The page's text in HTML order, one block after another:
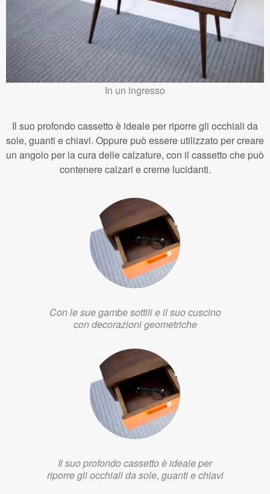
In un ingresso
Il suo profondo cassetto è ideale per riporre gli occhiali da
sole, guanti e chiavi. Oppure può essere utilizzato per creare
un angolo per la cura delle calzature, con il cassetto che può
contenere calzari e creme lucidanti.
Con le sue gambe sottili e il suo cuscino
con decorazioni geometriche
Il suo profondo cassetto è ideale per
riporre gli occhiali da sole, guanti e chiavi